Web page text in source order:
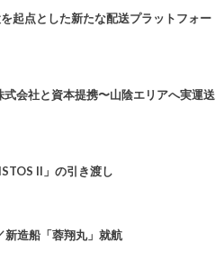
起点とした新たな配送プラットフォー
会社と資本提携〜山陰エリアへ実運送
II」の引き渡し
新造船「蓉翔丸」就航